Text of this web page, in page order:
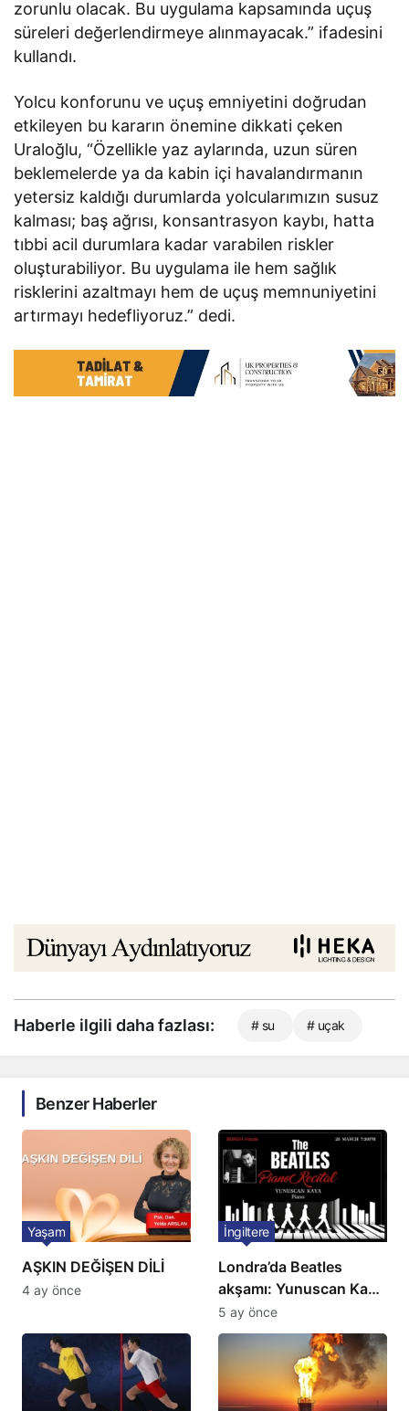
zorunlu olacak. Bu uygulama kapsamında uçuş
süreleri değerlendirmeye alınmayacak.” ifadesini
kullandı.
Yolcu konforunu ve uçuş emniyetini doğrudan
etkileyen bu kararın önemine dikkati çeken
Uraloğlu, “Özellikle yaz aylarında, uzun süren
beklemelerde ya da kabin içi havalandırmanın
yetersiz kaldığı durumlarda yolcularımızın susuz
kalması; baş ağrısı, konsantrasyon kaybı, hatta
tıbbi acil durumlara kadar varabilen riskler
oluşturabiliyor. Bu uygulama ile hem sağlık
risklerini azaltmayı hem de uçuş memnuniyetini
artırmayı hedefliyoruz.” dedi.
Haberle ilgili daha fazlası: # su # uçak
Benzer Haberler
AŞKIN DEĞİŞEN DİLİ
Yaşam
4 ay önce
Londra’da Beatles
akşamı: Yunuscan Kaya
klasik yorumuyla
sahnede
İngiltere
5 ay önce